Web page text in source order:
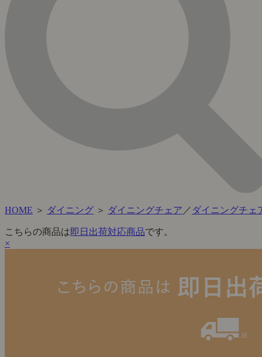
HOME ＞ ダイニング ＞ ダイニングチェア ／ ダイニングチェ
こちらの商品は即日出荷対応商品です。
×